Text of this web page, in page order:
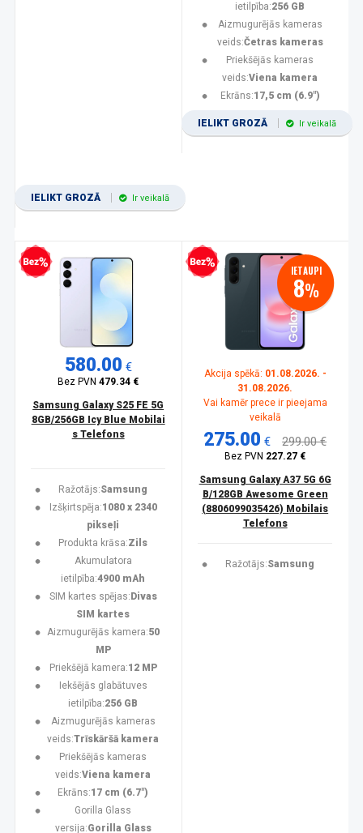
IELIKT GROZĀ Ir veikalā
ietilpība:256 GB
Aizmugurējās kameras
veids:Četras kameras
Priekšējās kameras
veids:Viena kamera
Ekrāns:17,5 cm (6.9")
IELIKT GROZĀ Ir veikalā
kredīts
580.00 €
Bez PVN479.34 €
Samsung Galaxy S25 FE 5G
8GB/256GB Icy Blue Mobilai
s Telefons
Ražotājs:Samsung
Izšķirtspēja:1080 x 2340
pikseļi
Produkta krāsa:Zils
Akumulatora
ietilpība:4900 mAh
SIM kartes spējas: Divas
SIM kartes
Aizmugurējās kamera:50
MP
Priekšējā kamera:12 MP
Iekšējās glabātuves
ietilpība:256 GB
Aizmugurējās kameras
veids:Trīskāršā kamera
Priekšējās kameras
veids:Viena kamera
Ekrāns:17 cm (6.7")
Gorilla Glass
versija:Gorilla Glass
Bezprocentu kredīts IETAUPI
8%
Akcija spēkā: 01.08.2026. -
31.08.2026.
Vai kamēr prece ir pieejama
veikalā
275.00 € 299.00 €
Bez PVN 227.27 €
Samsung Galaxy A37 5G 6G
B/128GB Awesome Green
(8806099035426) Mobilais
Telefons
Ražotājs:Samsung